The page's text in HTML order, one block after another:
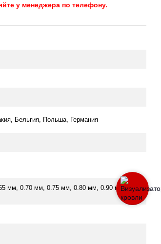
у менеджера по телефону.
Бельгия, Польша, Германия
мм, 0.70 мм, 0.75 мм, 0.80 мм, 0.90 мм,